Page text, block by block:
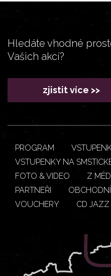
Hledáte vhodné
Vašich akcí?
zjistit více >>
PROGRAM
VSTUPENKY NA
FOTO & VIDEO
Z
PARTNEŘI
VOUCHERY
CD JAZZ